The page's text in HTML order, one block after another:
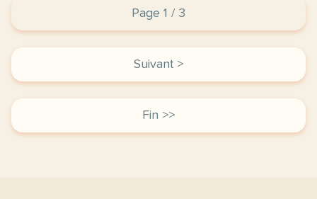
Page 1 / 3
Suivant >
Fin >>